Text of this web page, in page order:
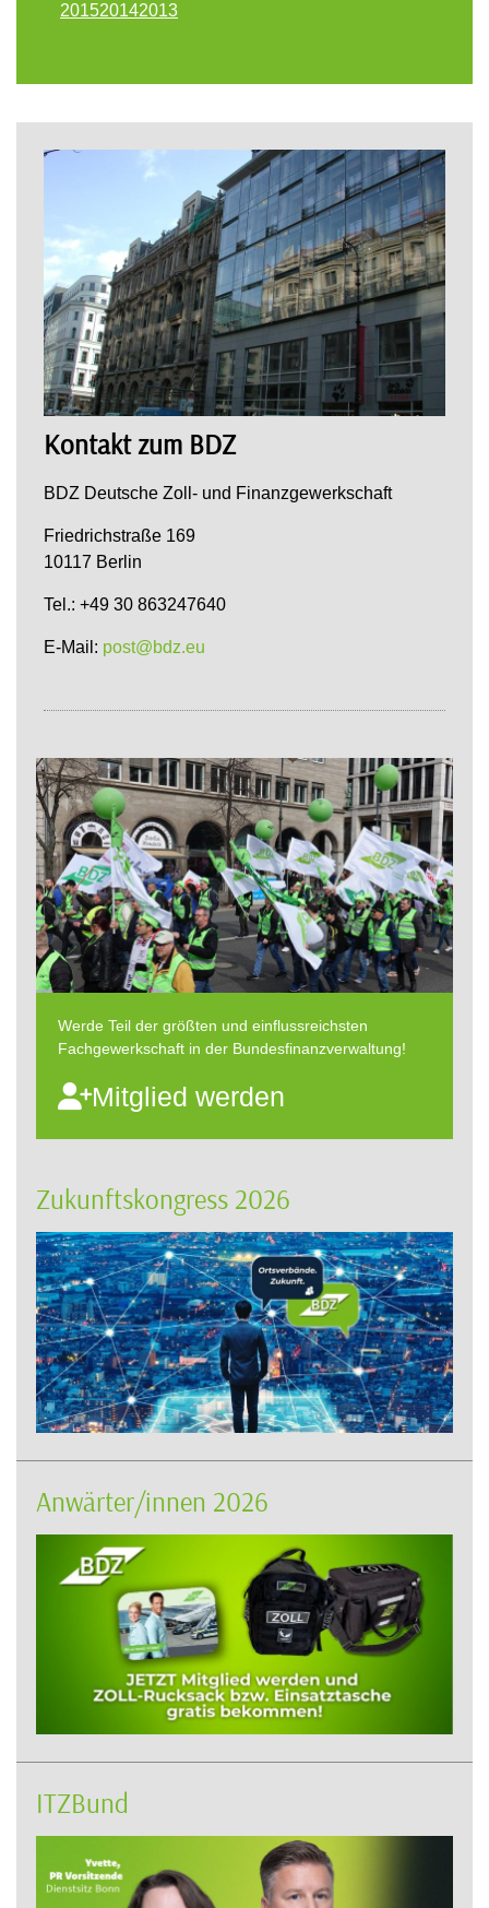
201520142013
Kontakt zum BDZ
BDZ Deutsche Zoll- und Finanzgewerkschaft
Friedrichstraße 169
10117 Berlin
Tel.: +49 30 863247640
E-Mail: post@bdz.eu
Werde Teil der größten und einflussreichsten
Fachgewerkschaft in der Bundesfinanzverwaltung!
Mitglied werden
Zukunftskongress 2026
Anwärter/innen 2026
ITZBund